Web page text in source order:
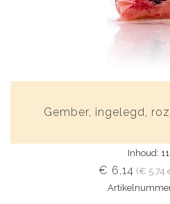
Gember, ingelegd,
Inhoud:
€ 6,14 (€ 5,74